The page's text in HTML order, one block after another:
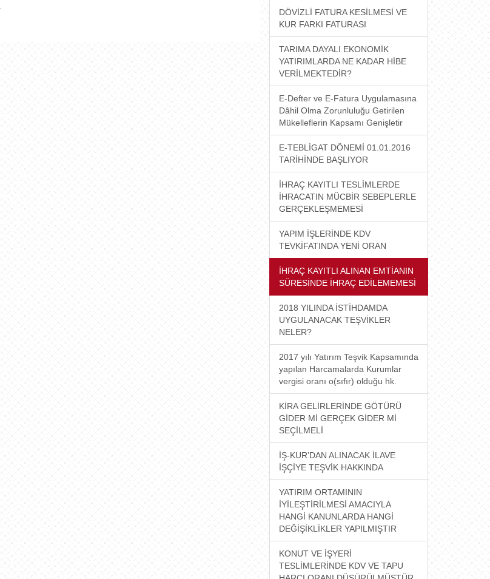
DÖVİZLİ FATURA KESİLMESİ VE
KUR FARKI FATURASI
TARIMA DAYALI EKONOMİK
YATIRIMLARDA NE KADAR HİBE
VERİLMEKTEDİR?
E-Defter ve E-Fatura Uygulamasına
Dâhil Olma Zorunluluğu Getirilen
Mükelleflerin Kapsamı Genişletir
E-TEBLİGAT DÖNEMİ 01.01.2016
TARİHİNDE BAŞLIYOR
İHRAÇ KAYITLI TESLİMLERDE
İHRACATIN MÜCBİR SEBEPLERLE
GERÇEKLEŞMEMESİ
YAPIM İŞLERİNDE KDV
TEVKİFATINDA YENİ ORAN
İHRAÇ KAYITLI ALINAN EMTİANIN
SÜRESİNDE İHRAÇ EDİLEMEMESİ
2018 YILINDA İSTİHDAMDA
UYGULANACAK TEŞVİKLER
NELER?
2017 yılı Yatırım Teşvik Kapsamında
yapılan Harcamalarda Kurumlar
vergisi oranı o(sıfır) olduğu hk.
KİRA GELİRLERİNDE GÖTÜRÜ
GİDER Mİ GERÇEK GİDER Mİ
SEÇİLMELİ
İŞ-KUR’DAN ALINACAK İLAVE
İŞÇİYE TEŞVİK HAKKINDA
YATIRIM ORTAMININ
İYİLEŞTİRİLMESİ AMACIYLA
HANGİ KANUNLARDA HANGİ
DEĞİŞİKLİKLER YAPILMIŞTIR
KONUT VE İŞYERİ
TESLİMLERİNDE KDV VE TAPU